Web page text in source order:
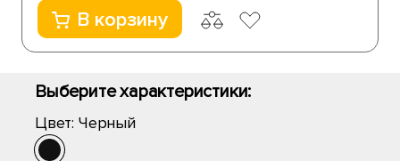
В корзину
Выберите характеристики:
Цвет: Черный